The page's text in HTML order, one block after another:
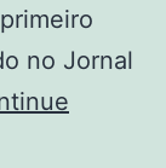
no Jornal